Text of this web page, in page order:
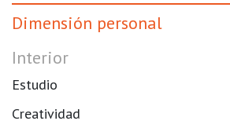
Dimensión personal
Interior
Estudio
Creatividad